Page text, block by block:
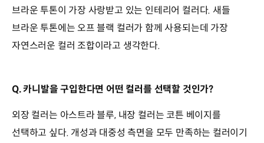
브라운 투톤이 가장 사랑받고 있는 인테리어 컬러다. 새들
브라운 투톤에는 오프 블랙 컬러가 함께 사용되는데 가장
자연스러운 컬러 조합이라고 생각한다.
Q. 카니발을 구입한다면 어떤 컬러를 선택할 것인가?
외장 컬러는 아스트라 블루, 내장 컬러는 코튼 베이지를
선택하고 싶다. 개성과 대중성 측면을 모두 만족하는 컬러이기